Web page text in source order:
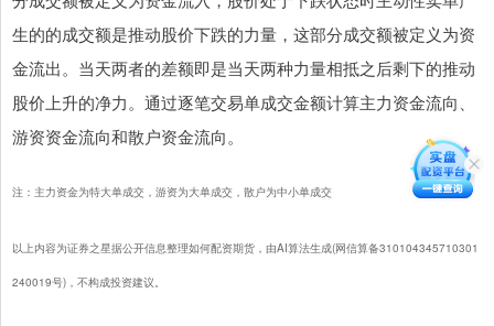
生的的成交额是推动股价下跌的力量，这部分成交额被定义为资
金流出。当天两者的差额即是当天两种力量相抵之后剩下的推动
股价上升的净力。通过逐笔交易单成交金额计算主力资金流向、
游资资金流向和散户资金流向。
注：主力资金为特大单成交，游资为大单成交，散户为中小单成交
以上内容为证券之星据公开信息整理如何配资期货，由AI算法生成(网信算备310104345710301
240019号)，不构成投资建议。